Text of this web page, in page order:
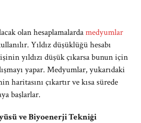
olan hesaplamalardamedyumlar
Yıldız düşüklüğü hesabı
yıldızı düşük çıkarsa bunun için
yapar. Medyumlar, yukarıdaki
çıkartır ve kısa sürede
başlarlar.
ve Biyoenerji Tekniği